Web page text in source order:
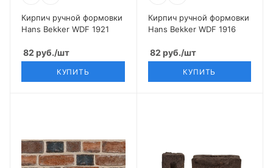
Кирпич ручной формовки
Hans Bekker WDF 1921
82 руб./шт
КУПИТЬ
Кирпич ручной формовки
Hans Bekker WDF 1916
82 руб./шт
КУПИТЬ